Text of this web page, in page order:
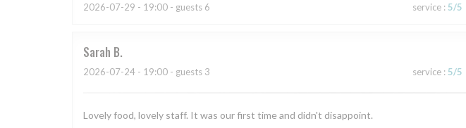
2026-07-29 - 19:00 - guests 6 service : 5/5
Sarah B
2026-07-24 - 19:00 - guests 3 service : 5/5
Lovely food, lovely staff. It was our first time and didn't disappoint.